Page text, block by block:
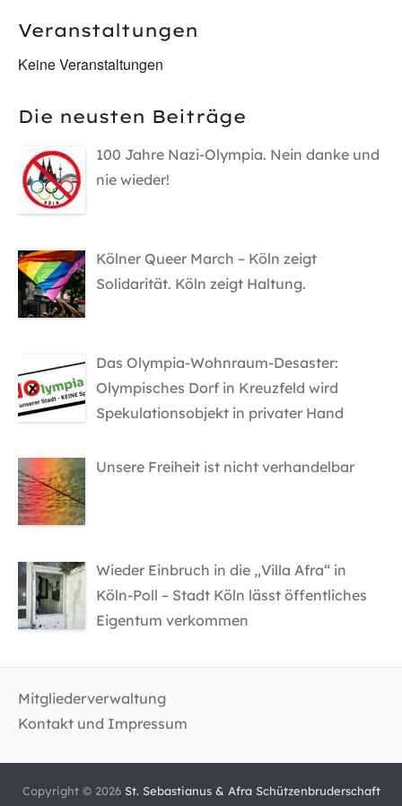
Veranstaltungen
Keine Veranstaltungen
Die neusten Beiträge
100 Jahre Nazi-Olympia. Nein danke und
nie wieder!
Kölner Queer March – Köln zeigt
Solidarität. Köln zeigt Haltung.
Das Olympia-Wohnraum-Desaster:
Olympisches Dorf in Kreuzfeld wird
Spekulationsobjekt in privater Hand
Unsere Freiheit ist nicht verhandelbar
Wieder Einbruch in die „Villa Afra“ in
Köln-Poll – Stadt Köln lässt öffentliches
Eigentum verkommen
Mitgliederverwaltung
Kontakt und Impressum
Copyright © 2026 St. Sebastianus & Afra Schützenbruderschaft